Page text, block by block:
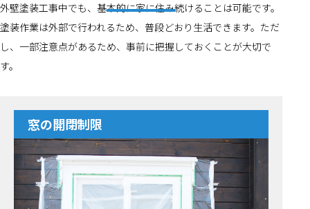
外壁塗装工事中でも、基本的に家に住み続けることは可能です。
塗装作業は外部で行われるため、普段どおり生活できます。ただ
し、一部注意点があるため、事前に把握しておくことが大切で
す。
窓の開閉制限